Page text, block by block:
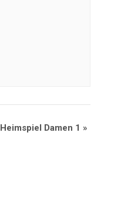
Heimspiel Damen 1 »